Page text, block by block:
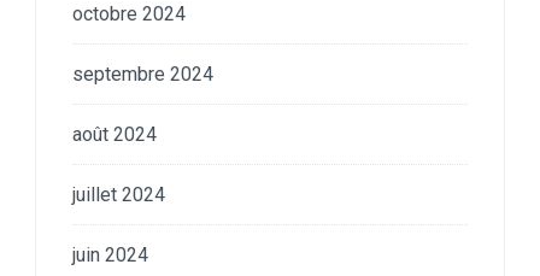
octobre 2024
septembre 2024
août 2024
juillet 2024
juin 2024